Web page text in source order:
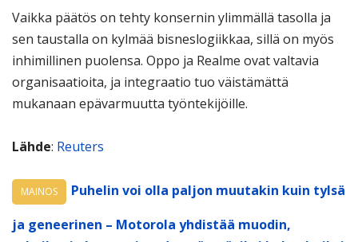
Vaikka päätös on tehty konsernin ylimmällä tasolla ja
sen taustalla on kylmää bisneslogiikkaa, sillä on myös
inhimillinen puolensa. Oppo ja Realme ovat valtavia
organisaatioita, ja integraatio tuo väistämättä
mukanaan epävarmuutta työntekijöille.
Lähde: Reuters
MAINOS
Puhelin voi olla paljon muutakin kuin tylsä
ja geneerinen – Motorola yhdistää muodin,